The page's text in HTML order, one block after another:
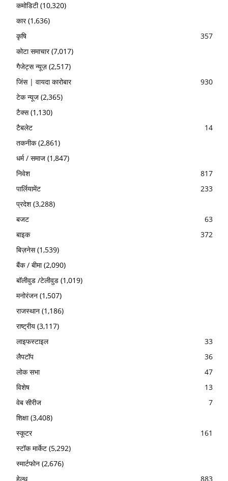
कमोडिटी(10,320)
कार(1,636)
कृषि
357
कोटा समाचार(7,017)
गैजेट्स न्यूज़ (2,517)
जिंस | वायदा कारोबार
930
टेक न्यूज (2,365)
टैक्स(1,130)
टैबलेट
14
तकनीक(2,861)
धर्म / समाज (1,847)
निवेश
817
पार्लियामेंट
233
प्रदेश(3,288)
बजट
63
बाइक
372
बिज़नेस(1,539)
बैंक / बीमा(2,090)
बॉलीवुड /टेलीवुड (1,019)
मनोरंजन (1,507)
राजस्थान (1,186)
राष्ट्रीय (3,117)
लाइफस्टाइल
33
लैपटॉप
36
लोक सभा
47
विशेष
13
वेब सीरीज
7
शिक्षा(3,408)
स्कूटर
161
स्टॉक मार्केट (5,292)
स्मार्टफोन (2,676)
हेल्थ
883